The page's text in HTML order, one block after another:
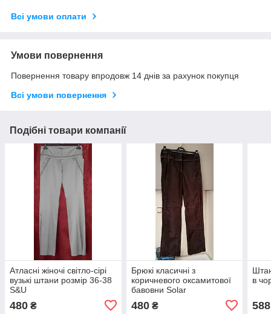
Всі умови оплати
Умови повернення
Повернення товару впродовж 14 днів за рахунок покупця
Всі умови повернення
Подібні товари компанії
Атласні жіночі світло-сірі
вузькі штани розмір 36-38
S&U
480 ₴
Брюкі класичні з
коричневого оксамитової
бавовни Solar
480₴
в
588